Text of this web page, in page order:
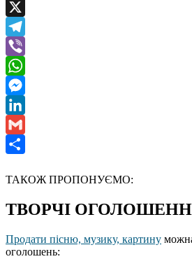
Facebook
X
Telegram
Viber
WhatsApp
Messenger
LinkedIn
Gmail
ТАКОЖ ПРОПОНУЄМО:
ТВОРЧІ
Продати пісню, музику, картину
оголошень: